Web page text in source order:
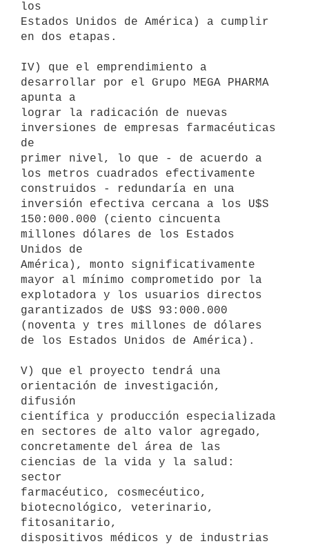
los
Estados Unidos de América) a cumplir
en dos etapas.
IV) que el emprendimiento a
desarrollar por el Grupo MEGA PHARMA
apunta a
lograr la radicación de nuevas
inversiones de empresas farmacéuticas
de
primer nivel, lo que - de acuerdo a
los metros cuadrados efectivamente
construidos - redundaría en una
inversión efectiva cercana a los U$S
150:000.000 (ciento cincuenta
millones dólares de los Estados
Unidos de
América), monto significativamente
mayor al mínimo comprometido por la
explotadora y los usuarios directos
garantizados de U$S 93:000.000
(noventa y tres millones de dólares
de los Estados Unidos de América).
V) que el proyecto tendrá una
orientación de investigación,
difusión
científica y producción especializada
en sectores de alto valor agregado,
concretamente del área de las
ciencias de la vida y la salud:
sector
farmacéutico, cosmecéutico,
biotecnológico, veterinario,
fitosanitario,
dispositivos médicos y de industrias